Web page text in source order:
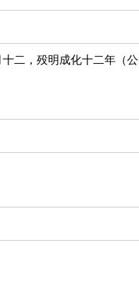
二，殁明成化十二年（